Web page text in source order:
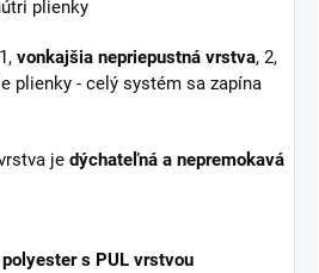
plienky
vonkajšia nepriepustná vrstva, 2,
plienky - celý systém sa zapína
je dýchateľná a nepremokavá
s PUL vrstvou